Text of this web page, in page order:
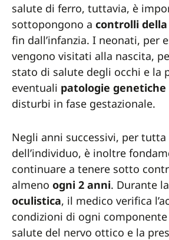
salute di ferro, tuttavia, è
sottopongono a controlli
fin dall’infanzia. I neonati, per
vengono visitati alla nascita,
stato di salute degli occhi e la
eventuali patologie genetiche
disturbi in fase gestazionale.
Negli anni successivi, per tutta
dell’individuo, è inoltre
continuare a tenere sotto
almeno ogni 2 anni. Durante la
oculistica, il medico verifica
condizioni di ogni componente
salute del nervo ottico e la